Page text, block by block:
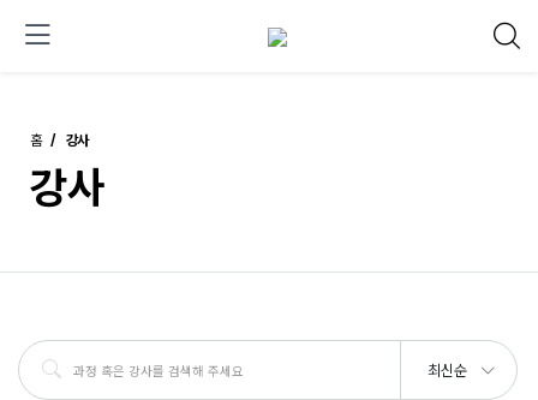
홈 강사
강사
최신순